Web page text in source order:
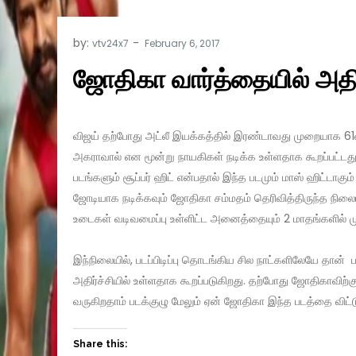
by: vtv24x7
ஜோதிகா வார்த்தையில்
விஜய் தற்போது அட்லீ இயக்கத்தில் இரண்டாவது முறையாக
அகராவால் என மூன்று நாயகிகள் நடிக்க உள்ளதாக
படங்களும் சூப்பர் ஹிட் என்பதால் இந்த படமும் மாஸ்
ஜோடியாக நடிக்கவும் ஜோதிகா சம்மதம் தெரிவித்திருந்த
உடைகள் வடிவமைப்பு உள்ளிட்ட அனைத்தையும் 2 மாதங்களில்
இந்நிலையில், படப்பிடிப்பு தொடங்கிய சில நாட்களிலேயே
அதிர்ச்சியில் உள்ளதாக கூறப்படுகிறது. தற்போது
வருகிறதாம் படக்குழு மேலும் ஏன் ஜோதிகா இந்த படத்தை
Share this: